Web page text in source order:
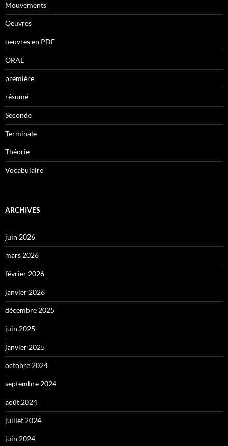
Mouvements
Oeuvres
oeuvres en PDF
ORAL
première
résumé
Seconde
Terminale
Théorie
Vocabulaire
ARCHIVES
juin 2026
mars 2026
février 2026
janvier 2026
décembre 2025
juin 2025
janvier 2025
octobre 2024
septembre 2024
août 2024
juillet 2024
juin 2024